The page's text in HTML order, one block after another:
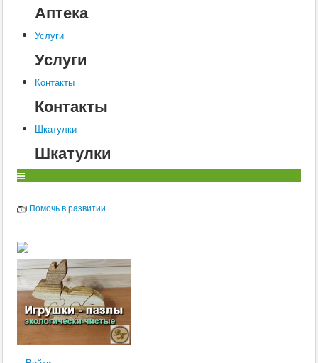
Аптека
Услуги
Услуги
Контакты
Контакты
Шкатулки
Шкатулки
Помочь в развитии